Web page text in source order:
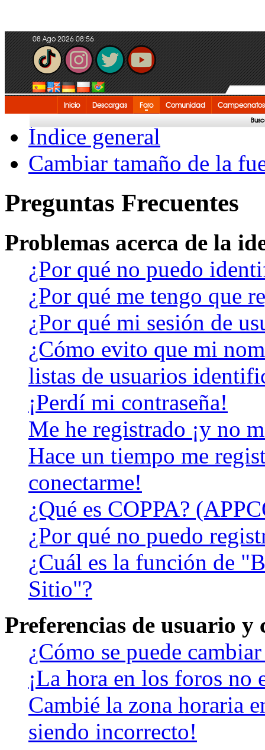
08 Ago 2026 08:56
Inicio Descargas Foro Comunidad Campeonatos
Índice general
Cambiar tamaño de la
Preguntas Frecuentes
Problemas acerca de la
¿Por qué no puedo
¿Por qué me tengo que
¿Por qué mi sesión de
¿Cómo evito que mi
listas de usuarios
¡Perdí mi contraseña!
Me he registrado ¡y no
Hace un tiempo me
conectarme!
¿Qué es COPPA?
¿Por qué no puedo
¿Cuál es la función de
Sitio"?
Preferencias de usuario y
¿Cómo se puede
¡La hora en los foros no
Cambié la zona horaria
siendo incorrecto!